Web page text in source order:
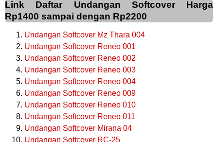
Link Daftar Undangan Softcover Harga
Rp1400 sampai dengan Rp2200
Undangan Softcover Mz Thara 004
Undangan Softcover Reneo 001
Undangan Softcover Reneo 002
Undangan Softcover Reneo 003
Undangan Softcover Reneo 004
Undangan Softcover Reneo 009
Undangan Softcover Reneo 010
Undangan Softcover Reneo 011
Undangan Softcover Mirana 04
Undangan Softcover RC-25